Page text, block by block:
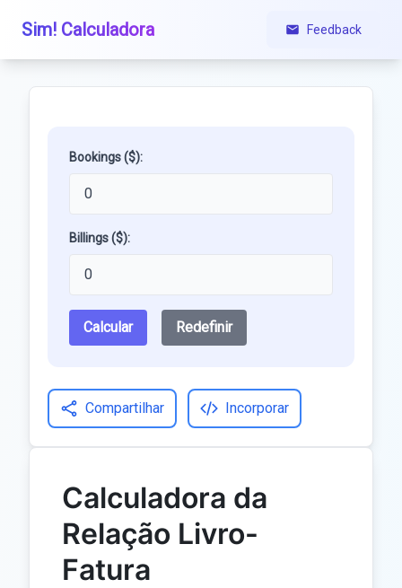
Sim! Calculadora Feedback
Bookings ($):
Billings ($):
Calcular Redefinir
Compartilhar Incorporar
Calculadora da
Relação Livro-
Fatura